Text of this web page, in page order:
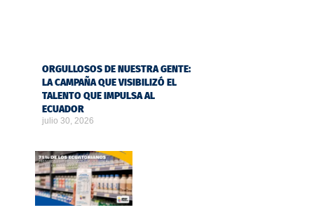
ORGULLOSOS DE NUESTRA GENTE:
LA CAMPAÑA QUE VISIBILIZÓ EL
TALENTO QUE IMPULSA AL
ECUADOR
julio 30, 2026